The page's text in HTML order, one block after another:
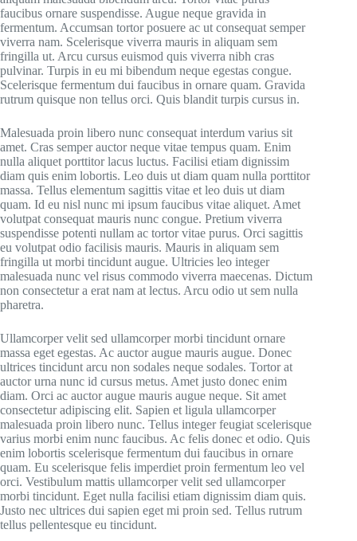
faucibus ornare suspendisse. Augue neque gravida in
fermentum. Accumsan tortor posuere ac ut consequat semper
viverra nam. Scelerisque viverra mauris in aliquam sem
fringilla ut. Arcu cursus euismod quis viverra nibh cras
pulvinar. Turpis in eu mi bibendum neque egestas congue.
Scelerisque fermentum dui faucibus in ornare quam. Gravida
rutrum quisque non tellus orci. Quis blandit turpis cursus in.
Malesuada proin libero nunc consequat interdum varius sit
amet. Cras semper auctor neque vitae tempus quam. Enim
nulla aliquet porttitor lacus luctus. Facilisi etiam dignissim
diam quis enim lobortis. Leo duis ut diam quam nulla porttitor
massa. Tellus elementum sagittis vitae et leo duis ut diam
quam. Id eu nisl nunc mi ipsum faucibus vitae aliquet. Amet
volutpat consequat mauris nunc congue. Pretium viverra
suspendisse potenti nullam ac tortor vitae purus. Orci sagittis
eu volutpat odio facilisis mauris. Mauris in aliquam sem
fringilla ut morbi tincidunt augue. Ultricies leo integer
malesuada nunc vel risus commodo viverra maecenas. Dictum
non consectetur a erat nam at lectus. Arcu odio ut sem nulla
pharetra.
Ullamcorper velit sed ullamcorper morbi tincidunt ornare
massa eget egestas. Ac auctor augue mauris augue. Donec
ultrices tincidunt arcu non sodales neque sodales. Tortor at
auctor urna nunc id cursus metus. Amet justo donec enim
diam. Orci ac auctor augue mauris augue neque. Sit amet
consectetur adipiscing elit. Sapien et ligula ullamcorper
malesuada proin libero nunc. Tellus integer feugiat scelerisque
varius morbi enim nunc faucibus. Ac felis donec et odio. Quis
enim lobortis scelerisque fermentum dui faucibus in ornare
quam. Eu scelerisque felis imperdiet proin fermentum leo vel
orci. Vestibulum mattis ullamcorper velit sed ullamcorper
morbi tincidunt. Eget nulla facilisi etiam dignissim diam quis.
Justo nec ultrices dui sapien eget mi proin sed. Tellus rutrum
tellus pellentesque eu tincidunt.